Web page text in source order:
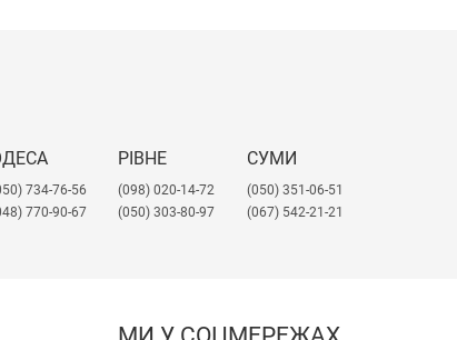
734-76-56
770-90-67
РІВНЕ
(098) 020-14-72
(050) 303-80-97
СУМИ
(050) 351-06-51
(067) 542-21-21